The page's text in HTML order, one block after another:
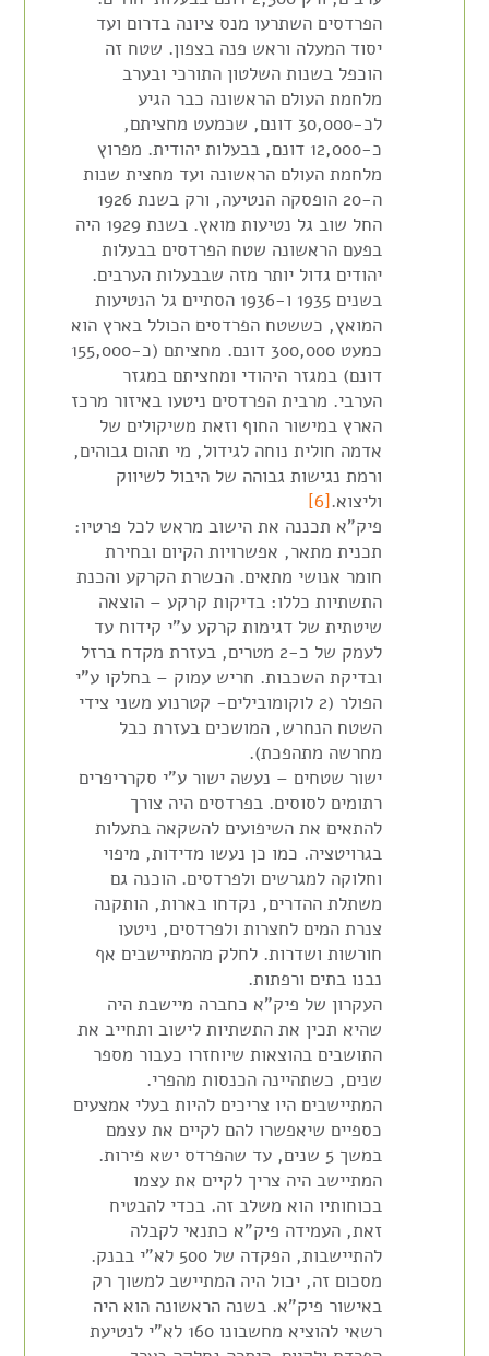
הפרדסים השתרעו מנס ציונה בדרום ועד
יסוד המעלה וראש פנה בצפון. שטח זה
הוכפל בשנות השלטון התורכי ובערב
מלחמת העולם הראשונה כבר הגיע
לכ-30,000 דונם, שכמעט מחציתם,
כ-12,000 דונם, בבעלות יהודית. מפרוץ
מלחמת העולם הראשונה ועד מחצית שנות
ה-20 הופסקה הנטיעה, ורק בשנת 1926
החל שוב גל נטיעות מואץ. בשנת 1929 היה
בפעם הראשונה שטח הפרדסים בבעלות
יהודים גדול יותר מזה שבבעלות הערבים.
בשנים 1935 ו-1936 הסתיים גל הנטיעות
המואץ, כששטח הפרדסים הכולל בארץ הוא
כמעט 300,000 דונם. מחציתם (כ-155,000
דונם) במגזר היהודי ומחציתם במגזר
הערבי. מרבית הפרדסים ניטעו באיזור מרכז
הארץ במישור החוף וזאת משיקולים של
אדמה חולית נוחה לגידול, מי תהום גבוהים,
ורמת נגישות גבוהה של היבול לשיווק
וליצוא.[6]
פיק"א תכננה את הישוב מראש לכל פרטיו:
תכנית מתאר, אפשרויות הקיום ובחירת
חומר אנושי מתאים. הכשרת הקרקע והכנת
התשתיות כללו: בדיקות קרקע – הוצאה
שיטתית של דגימות קרקע ע"י קידוח עד
לעמק של כ-2 מטרים, בעזרת מקדח ברזל
ובדיקת השכבות. חריש עמוק – בחלקו ע"י
הפולר (2 לוקומובילים- קטרנוע משני צידי
השטח הנחרש, המושכים בעזרת כבל
מחרשה מתהפכת).
ישור שטחים – נעשה ישור ע"י סקרריפרים
רתומים לסוסים. בפרדסים היה צורך
להתאים את השיפועים להשקאה בתעלות
בגרויטציה. כמו כן נעשו מדידות, מיפוי
וחלוקה למגרשים ולפרדסים. הוכנה גם
משתלת ההדרים, נקדחו בארות, הותקנה
צנרת המים לחצרות ולפרדסים, ניטעו
חורשות ושדרות. לחלק מהמתיישבים אף
נבנו בתים ורפתות.
העקרון של פיק"א כחברה מיישבת היה
שהיא תכין את התשתיות לישוב ותחייב את
התושבים בהוצאות שיוחזרו כעבור מספר
שנים, כשתהיינה הכנסות מהפרי.
המתיישבים היו צריכים להיות בעלי אמצעים
כספיים שיאפשרו להם לקיים את עצמם
במשך 5 שנים, עד שהפרדס ישא פירות.
המתיישב היה צריך לקיים את עצמו
בכוחותיו הוא משלב זה. בכדי להבטיח
זאת, העמידה פיק"א כתנאי לקבלה
להתיישבות, הפקדה של 500 לא"י בבנק.
מסכום זה, יכול היה המתיישב למשוך רק
באישור פיק"א. בשנה הראשונה הוא היה
רשאי להוציא מחשבונו 160 לא"י לנטיעת